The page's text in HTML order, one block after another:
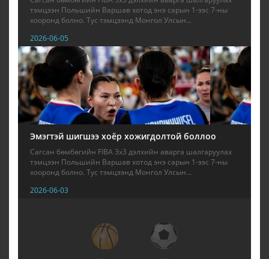
тэмцээн Польшийн Варшав хотод энэ сарын 1-ээс 7-ны
хооронд болно. Тус тэмцээнд Монгол Улсын...
2026-06-05
Эмэгтэй шигшээ хоёр хожигдолтой боллоо
Сагсан бөмбөгийн FIBA 3x3 дэлхийн аварга шалгаруулах
тэмцээн Польшийн Варшав хотод энэ сарын 1-ээс 7-ны
хооронд болно. Тус тэмцээнд Монгол Улсын...
2026-06-03